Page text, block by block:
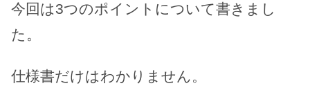
今回は3つのポイントについて書きまし
た。
仕様書だけはわかりません。